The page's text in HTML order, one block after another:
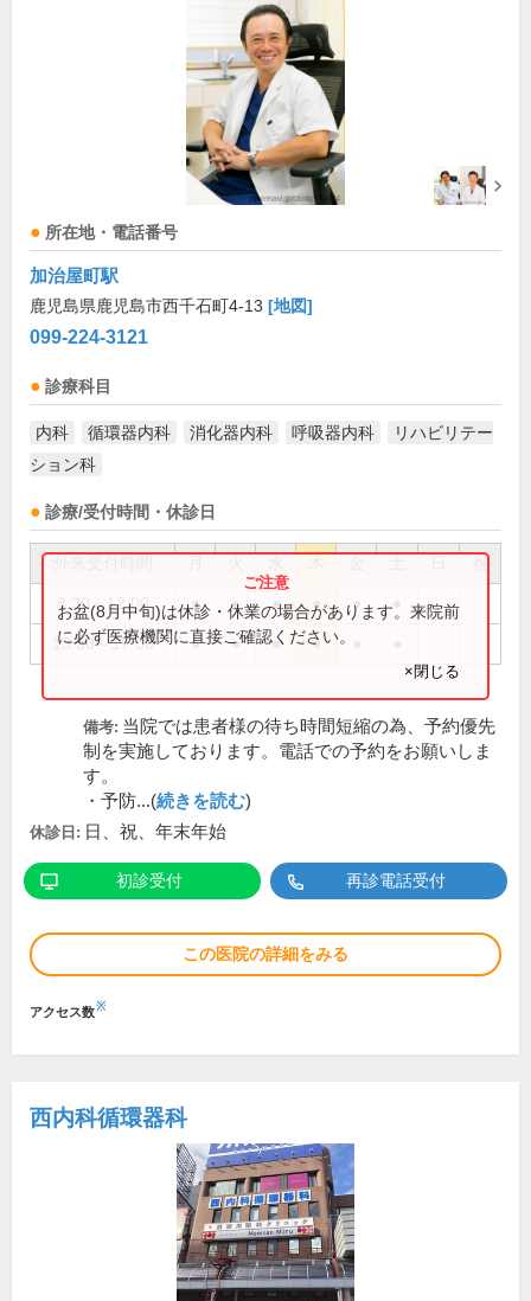
所在地・電話番号
加治屋町駅
鹿児島県鹿児島市西千石町4-13 [地図]
099-224-3121
診療科目
内科 循環器内科 消化器内科 呼吸器内科
リハビリテー
ション科
診療/受付時間・休診日
祝
8:30～12:00 ● ● ● ● ●
13:30～17:00 ● ● ● ●
お盆(8月中旬)は休診・休業の場合があります。来院前
に必ず医療機関に直接ご確認ください。
×閉じる
備考: 当院では患者様の待ち時間短縮の為、予約優先
制を実施しております。電話での予約をお願いしま
す。
・予防...(続きを読む)
休診日: 日、祝、年末年始
初診受付 再診電話受付
この医院の詳細をみる
アクセス数※
西内科循環器科